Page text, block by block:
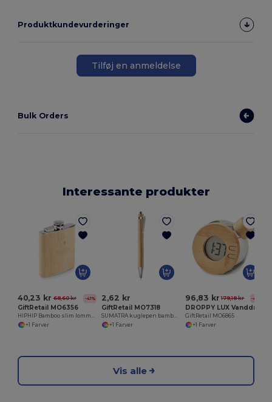
Produktkundevurderinger
Tilføj en anmeldelse
Bulk Orders
Interessante produkter
40,23 kr 68,60 kr -41%
GiftRetail MO6356
HIPHIP Bamboo slim lommelærke 170ml
+1 Farver
2,62 kr
GiftRetail MO7318
SUMATRA kuglepen bambus
+1 Farver
96,83 kr 179,18 kr -46%
GiftRetail MO6865
+1 Farver
Vis alle